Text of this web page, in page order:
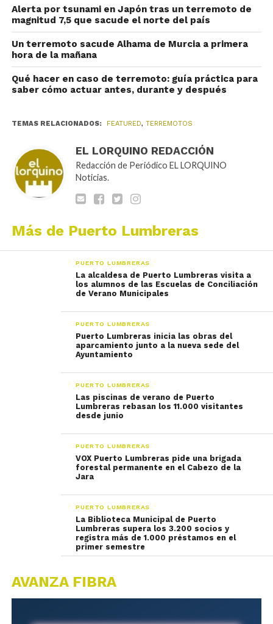
Alerta por tsunami en Japón tras un terremoto de
magnitud 7,5 que sacude el norte del país
Un terremoto sacude Alhama de Murcia a primera
hora de la mañana
Qué hacer en caso de terremoto: guía práctica para
saber cómo actuar antes, durante y después
TEMAS RELACIONADOS: FEATURED, TERREMOTOS
EL LORQUINO REDACCIÓN
Redacción de Periódico EL LORQUINO
Noticias.
Más de Puerto Lumbreras
PUERTO LUMBRERAS
La alcaldesa de Puerto Lumbreras visita a
los alumnos de las Escuelas de Conciliación
de Verano Municipales
PUERTO LUMBRERAS
Puerto Lumbreras inicia las obras del
aparcamiento junto a la nueva sede del
Ayuntamiento
PUERTO LUMBRERAS
Las piscinas de verano de Puerto
Lumbreras rebasan los 11.000 visitantes
desde junio
PUERTO LUMBRERAS
VOX Puerto Lumbreras pide una brigada
forestal permanente en el Cabezo de la
Jara
PUERTO LUMBRERAS
La Biblioteca Municipal de Puerto
Lumbreras supera los 3.200 socios y
registra más de 1.000 préstamos en el
primer semestre
AVANZA FIBRA